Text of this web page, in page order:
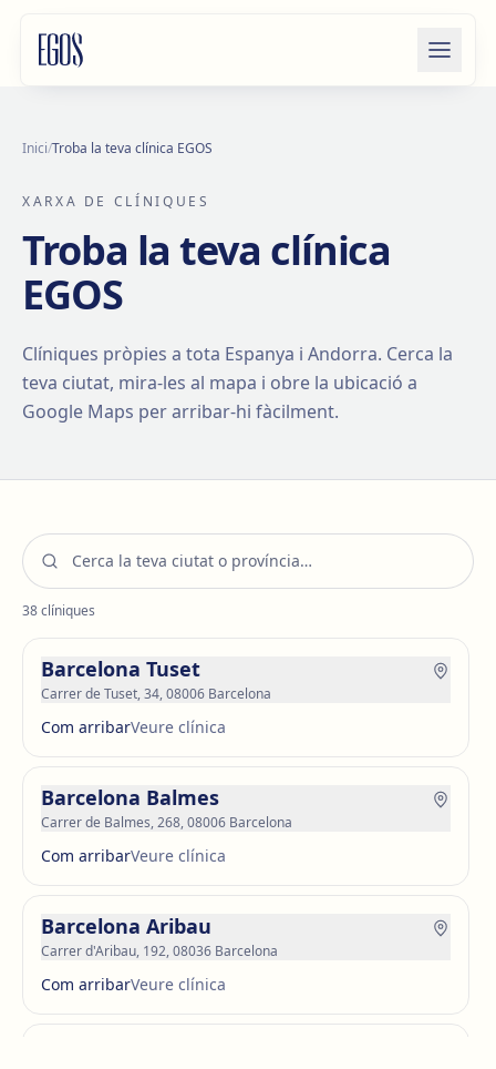
Inici/Troba la teva clínica EGOS
XARXA DE CLÍNIQUES
Troba la teva clínica
EGOS
Clíniques pròpies a tota Espanya i Andorra. Cerca la
teva ciutat, mira-les al mapa i obre la ubicació a
Google Maps per arribar-hi fàcilment.
38clíniques
Barcelona Tuset
Carrer de Tuset, 34, 08006 Barcelona
Com arribarVeure clínica
Barcelona Balmes
Carrer de Balmes, 268, 08006 Barcelona
Com arribarVeure clínica
Barcelona Aribau
Carrer d'Aribau, 192, 08036 Barcelona
Com arribarVeure clínica